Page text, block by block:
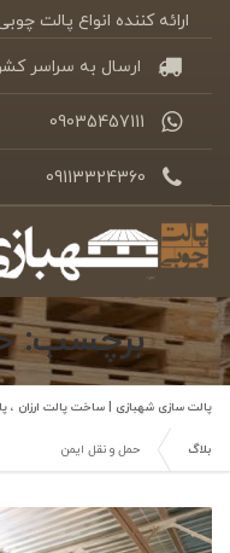
ارائه کننده انواع پالت
ارسال به سراسر
09035457111
09113324360
برچسب:
پالت سازی شهبازی | ساخت پالت ارزان ،
بلاگ حمل و نقل ایمن